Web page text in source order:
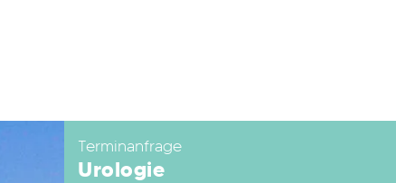
Terminanfrage
Urologie